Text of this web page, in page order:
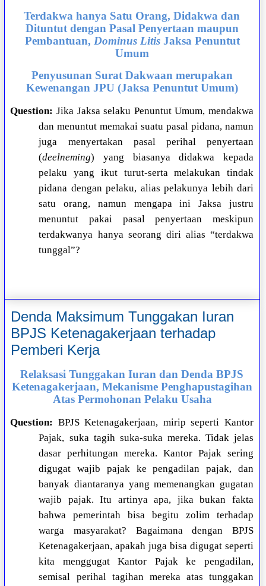
Terdakwa hanya Satu Orang, Didakwa dan
Dituntut dengan Pasal Penyertaan maupun
Pembantuan, Dominus LitisJaksa Penuntut
Umum
Penyusunan Surat Dakwaan merupakan
Kewenangan JPU (Jaksa Penuntut Umum)
Question: Jika Jaksa selaku Penuntut Umum, mendakwa
dan menuntut memakai suatu pasal pidana, namun
juga menyertakan pasal perihal penyertaan
(deelneming) yang biasanya didakwa kepada
pelaku yang ikut turut-serta melakukan tindak
pidana dengan pelaku, alias pelakunya lebih dari
satu orang, namun mengapa ini Jaksa justru
menuntut pakai pasal penyertaan meskipun
terdakwanya hanya seorang diri alias “terdakwa
tunggal”?
Denda Maksimum Tunggakan Iuran
BPJS Ketenagakerjaan terhadap
Pemberi Kerja
Relaksasi Tunggakan Iuran dan Denda BPJS
Ketenagakerjaan, Mekanisme Penghapustagihan
Atas Permohonan Pelaku Usaha
Question: BPJS Ketenagakerjaan, mirip seperti Kantor
Pajak, suka tagih suka-suka mereka. Tidak jelas
dasar perhitungan mereka. Kantor Pajak sering
digugat wajib pajak ke pengadilan pajak, dan
banyak diantaranya yang memenangkan gugatan
wajib pajak. Itu artinya apa, jika bukan fakta
bahwa pemerintah bisa begitu zolim terhadap
warga masyarakat? Bagaimana dengan BPJS
Ketenagakerjaan, apakah juga bisa digugat seperti
kita menggugat Kantor Pajak ke pengadilan,
semisal perihal tagihan mereka atas tunggakan